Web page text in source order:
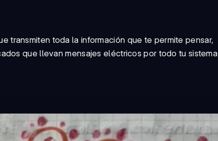
transmiten toda la información que te permite pensar,
que llevan mensajes eléctricos por todo tu sistema